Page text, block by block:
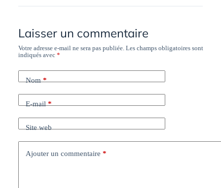
Laisser un commentaire
Votre adresse e-mail ne sera pas publiée. Les champs obligatoires sont
indiqués avec*
Nom*
E-mail*
Site web
Ajouter un commentaire *